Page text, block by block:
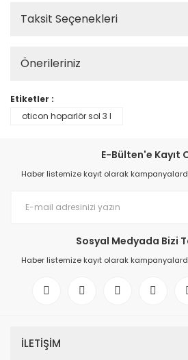
Taksit Seçenekleri
Önerileriniz
Etiketler :
oticon hoparlör sol 3 l
E-Bülten'e Kayıt
Haber listemize kayıt olarak
Sosyal Medyada Bizi
Haber listemize kayıt olarak
İLETİŞİM